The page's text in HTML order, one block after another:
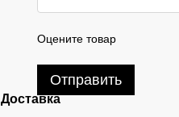
Оцените товар
Отправить
Доставка